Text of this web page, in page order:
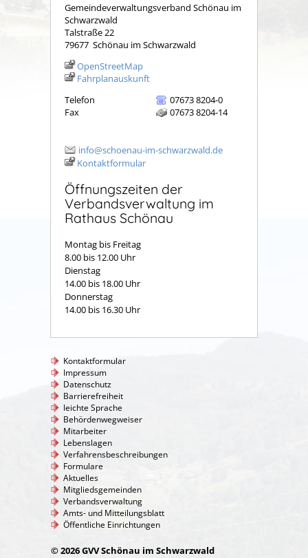
Gemeindeverwaltungsverband Schönau im
Schwarzwald
Talstraße 22
79677 Schönau im Schwarzwald
OpenStreetMap
Fahrplanauskunft
Telefon
07673 8204-0
Fax
07673 8204-14
info@schoenau-im-schwarzwald.de
Kontaktformular
Öffnungszeiten der
Verbandsverwaltung im
Rathaus Schönau
Montag bis Freitag
8.00 bis 12.00 Uhr
Dienstag
14.00 bis 18.00 Uhr
Donnerstag
14.00 bis 16.30 Uhr
Kontaktformular
Impressum
Datenschutz
Barrierefreiheit
leichte Sprache
Behördenwegweiser
Mitarbeiter
Lebenslagen
Verfahrensbeschreibungen
Formulare
Aktuelles
Mitgliedsgemeinden
Verbandsverwaltung
Amts- und Mitteilungsblatt
Öffentliche Einrichtungen
© 2026 GVV Schönau im Schwarzwald